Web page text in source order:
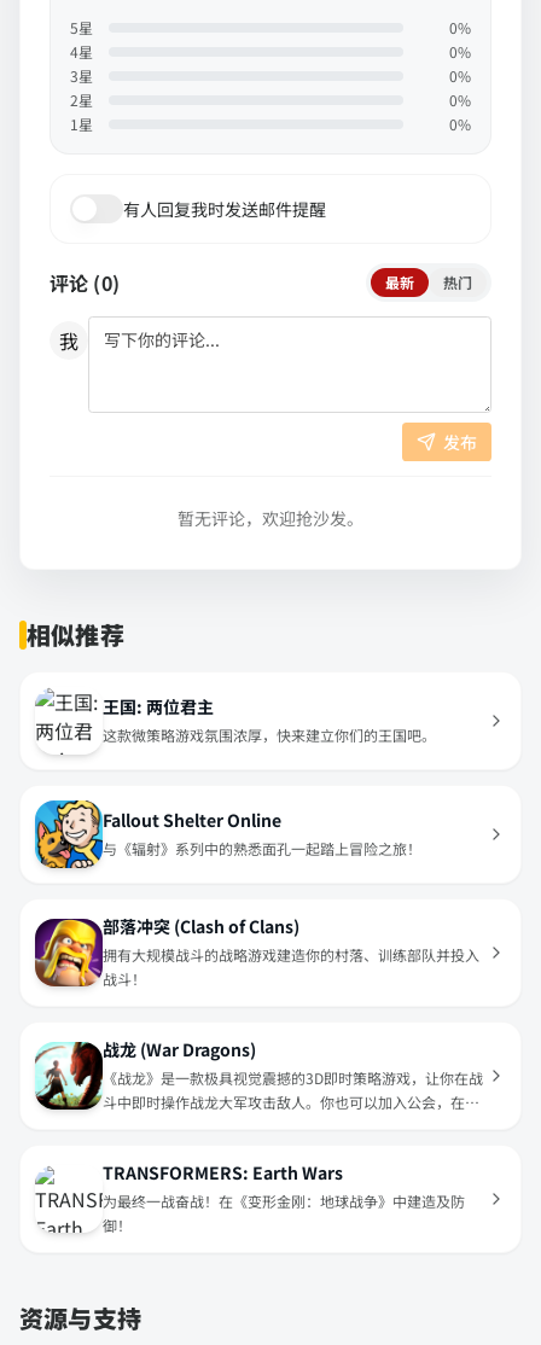
5星 0%
4星 0%
3星 0%
2星 0%
1 星 0%
有人回复我时发送邮件提醒
评论 (0) 最新 热门
我
发布
暂无评论，欢迎抢沙发。
相似推荐
王国: 两位君主
这款微策略游戏氛围浓厚，快来建立你们的王国吧。
Fallout Shelter Online
与《辐射》系列中的熟悉面孔一起踏上冒险之旅！
部落冲突 (Clash of Clans)
拥有大规模战斗的战略游戏建造你的村落、训练部队并投入
战斗！
战龙 (War Dragons)
《战龙》是一款极具视觉震撼的3D即时策略游戏，让你在战
斗中即时操作战龙大军攻击敌人。你也可以加入公会，在即
TRANSFORMERS: Earth Wars
为最终一战奋战！在《变形金刚：地球战争》中建造及防
御！
资源与支持